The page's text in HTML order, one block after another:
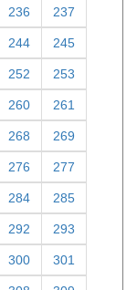
236 237
244 245
252 253
260 261
268 269
276 277
284 285
292 293
300 301